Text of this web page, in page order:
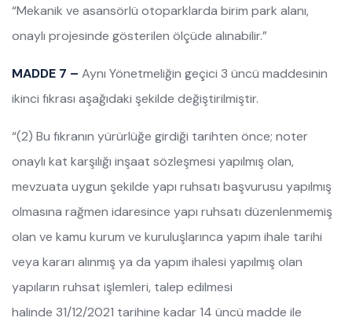
“Mekanik ve asansörlü otoparklarda birim park alanı,
onaylı projesinde gösterilen ölçüde alınabilir.”
MADDE 7 – Aynı Yönetmeliğin geçici 3 üncü maddesinin
ikinci fıkrası aşağıdaki şekilde değiştirilmiştir.
“(2) Bu fıkranın yürürlüğe girdiği tarihten önce; noter
onaylı kat karşılığı inşaat sözleşmesi yapılmış olan,
mevzuata uygun şekilde yapı ruhsatı başvurusu yapılmış
olmasına rağmen idaresince yapı ruhsatı düzenlenmemiş
olan ve kamu kurum ve kuruluşlarınca yapım ihale tarihi
veya kararı alınmış ya da yapım ihalesi yapılmış olan
yapıların ruhsat işlemleri, talep edilmesi
halinde 31/12/2021 tarihine kadar 14 üncü madde ile